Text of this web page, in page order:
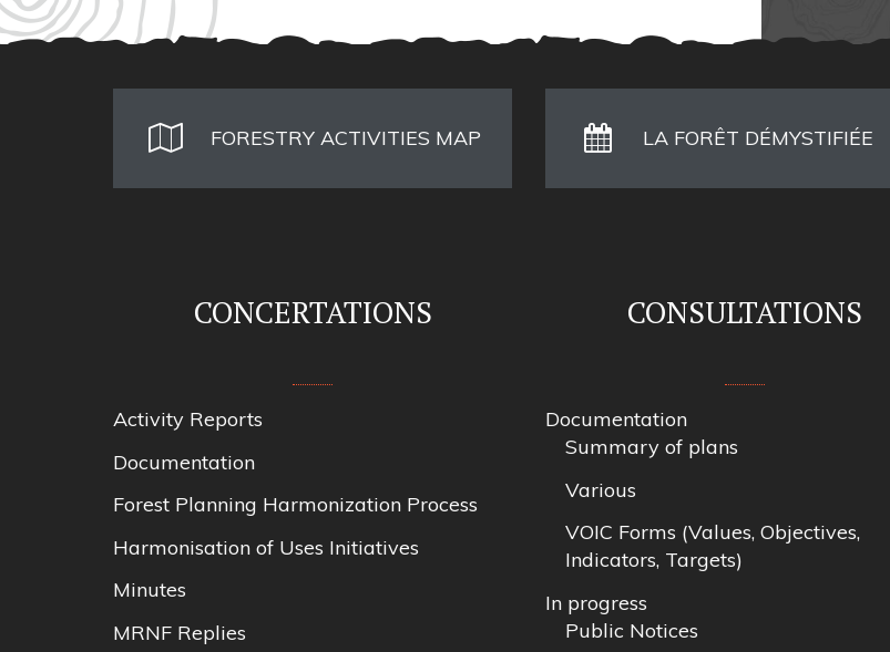
FORESTRY ACTIVITIES MAP LA FORÊT DÉMYSTIFIÉE
CONCERTATIONS
Activity Reports
Documentation
Forest Planning Harmonization Process
Harmonisation of Uses Initiatives
Minutes
MRNF Replies
CONSULTATIONS
Documentation
Summary of plans
Various
VOIC Forms (Values, Objectives,
Indicators, Targets)
In progress
Public Notices